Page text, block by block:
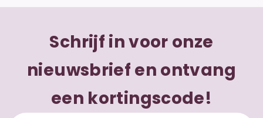
Schrijf in voor onze
nieuwsbrief en ontvang
een kortingscode!